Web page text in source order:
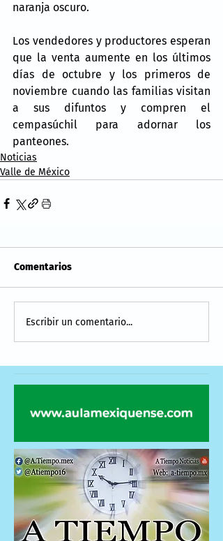
naranja oscuro.
Los vendedores y productores esperan
que la venta aumente en los últimos
días de octubre y los primeros de
noviembre cuando las familias visitan
a sus difuntos y compren el
cempasúchil para adornar los
panteones.
Noticias
Valle de México
Comentarios
Escribir un comentario...